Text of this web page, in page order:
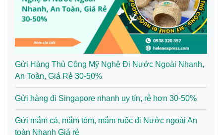
Gửi Hàng Thủ Công Mỹ Nghệ Đi Nước Ngoài Nhanh,
An Toàn, Giá Rẻ 30-50%
Gửi hàng đi Singapore nhanh uy tín, rẻ hơn 30-50%
Gửi mắm cá, mắm tôm, mắm ruốc đi Nước ngoài An
toàn Nhanh Giá rẻ